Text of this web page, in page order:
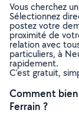
Vous cherchez
Sélectionnez
postez votre
proximité de
relation avec
particuliers, à
rapidement.
C’est gratuit,
Comment
Ferrain ?